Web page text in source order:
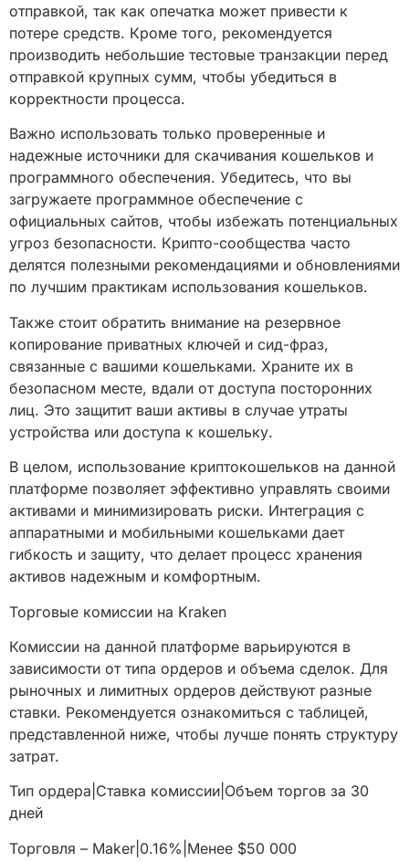
отправкой, так как опечатка может привести к
потере средств. Кроме того, рекомендуется
производить небольшие тестовые транзакции перед
отправкой крупных сумм, чтобы убедиться в
корректности процесса.
Важно использовать только проверенные и
надежные источники для скачивания кошельков и
программного обеспечения. Убедитесь, что вы
загружаете программное обеспечение с
официальных сайтов, чтобы избежать потенциальных
угроз безопасности. Крипто-сообщества часто
делятся полезными рекомендациями и обновлениями
по лучшим практикам использования кошельков.
Также стоит обратить внимание на резервное
копирование приватных ключей и сид-фраз,
связанные с вашими кошельками. Храните их в
безопасном месте, вдали от доступа посторонних
лиц. Это защитит ваши активы в случае утраты
устройства или доступа к кошельку.
В целом, использование криптокошельков на данной
платформе позволяет эффективно управлять своими
активами и минимизировать риски. Интеграция с
аппаратными и мобильными кошельками дает
гибкость и защиту, что делает процесс хранения
активов надежным и комфортным.
Торговые комиссии на Kraken
Комиссии на данной платформе варьируются в
зависимости от типа ордеров и объема сделок. Для
рыночных и лимитных ордеров действуют разные
ставки. Рекомендуется ознакомиться с таблицей,
представленной ниже, чтобы лучше понять структуру
затрат.
Тип ордера|Ставка комиссии|Объем торгов за 30
дней
Торговля – Maker|0.16%|Менее $50 000